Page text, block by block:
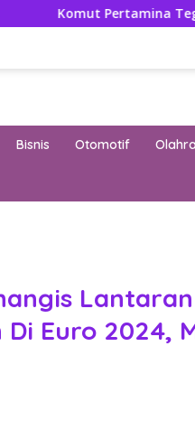
Pertamina Tegaskan Tak
Bisnis Otomotif
Di Euro 2024,